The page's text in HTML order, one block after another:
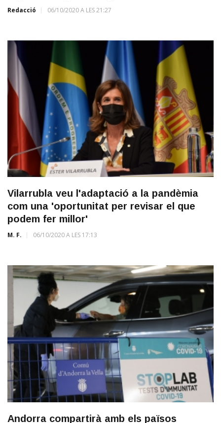
Redacció 06/10/2020 A LES 21:27
Vilarrubla veu l'adaptació a la pandèmia
com una 'oportunitat per revisar el que
podem fer millor'
M. F. 06/10/2020 A LES 17:13
Andorra compartirà amb els països